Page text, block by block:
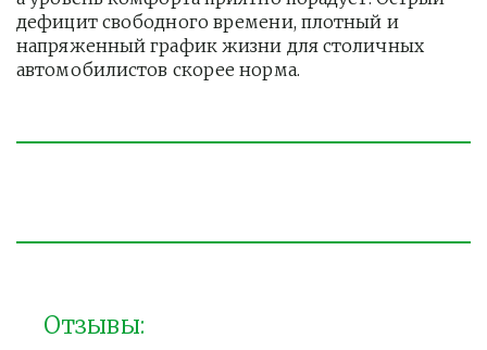
дефицит свободного времени, плотный и
напряженный график жизни для столичных
автомобилистов скорее норма.
Отзывы: